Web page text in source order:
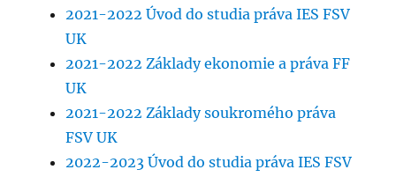
2021-2022 Úvod do studia práva IES FSV
UK
2021-2022 Základy ekonomie a práva FF
UK
2021-2022 Základy soukromého práva
FSV UK
2022-2023 Úvod do studia práva IES FSV